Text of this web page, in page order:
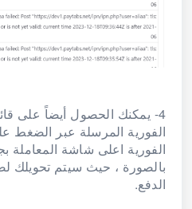
4- يمكنك الحصول أيضاً على
الفورية المرسلة عبر الضغط
الفورية اعلى شاشة المعاملة
بالصورة ، حيث سيتم تحويلك
الدفع.